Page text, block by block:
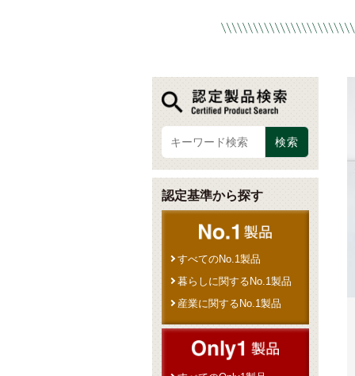
認定基準から探す
すべてのNo.1製品
暮らしに関するNo.1製品
産業に関するNo.1製品